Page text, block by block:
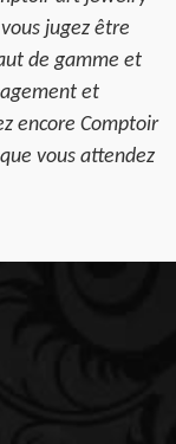
jugez être
de gamme et
et
encore Comptoir
vous attendez